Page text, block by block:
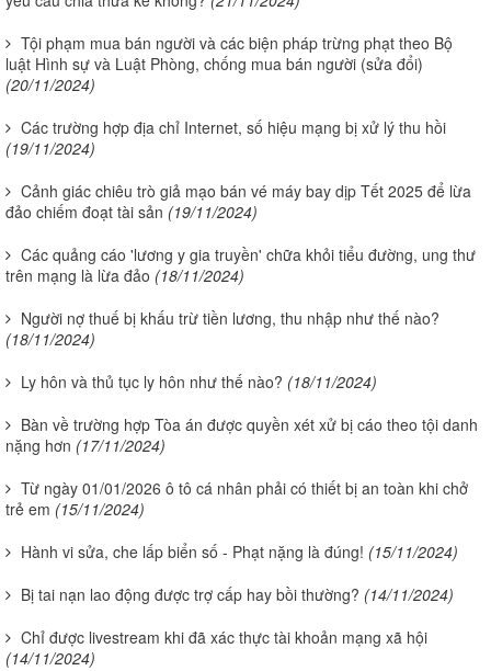
Tội phạm mua bán người và các biện pháp trừng phạt theo Bộ
luật Hình sự và Luật Phòng, chống mua bán người (sửa đổi)
(20/11/2024)
Các trường hợp địa chỉ Internet, số hiệu mạng bị xử lý thu hồi
(19/11/2024)
Cảnh giác chiêu trò giả mạo bán vé máy bay dịp Tết 2025 để lừa
đảo chiếm đoạt tài sản (19/11/2024)
Các quảng cáo 'lương y gia truyền' chữa khỏi tiểu đường, ung thư
trên mạng là lừa đảo (18/11/2024)
Người nợ thuế bị khấu trừ tiền lương, thu nhập như thế nào?
(18/11/2024)
Ly hôn và thủ tục ly hôn như thế nào? (18/11/2024)
Bàn về trường hợp Tòa án được quyền xét xử bị cáo theo tội danh
nặng hơn (17/11/2024)
Từ ngày 01/01/2026 ô tô cá nhân phải có thiết bị an toàn khi chở
trẻ em (15/11/2024)
Hành vi sửa, che lấp biển số - Phạt nặng là đúng! (15/11/2024)
Bị tai nạn lao động được trợ cấp hay bồi thường? (14/11/2024)
Chỉ được livestream khi đã xác thực tài khoản mạng xã hội
(14/11/2024)